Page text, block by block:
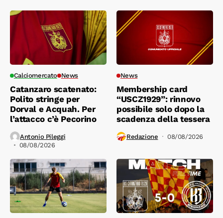
Calciomercato News
Catanzaro scatenato:
Polito stringe per
Dorval e Acquah. Per
l’attacco c’è Pecorino
Antonio Pileggi
08/08/2026
News
Membership card
“USCZ1929”: rinnovo
possibile solo dopo la
scadenza della tessera
Redazione 08/08/2026